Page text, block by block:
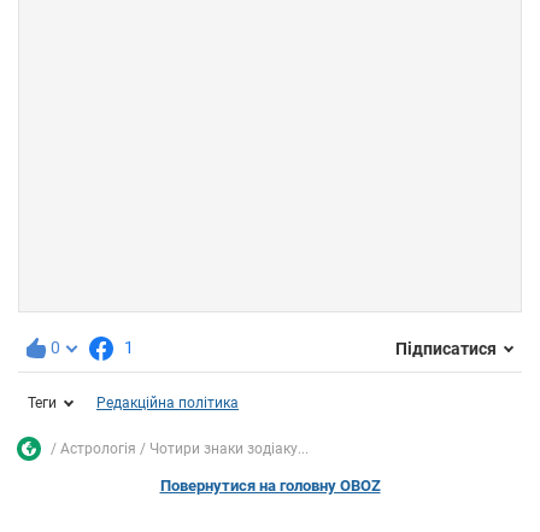
0 1 Підписатися
Теги Редакційна політика
Астрологія Чотири знаки зодіаку...
Повернутися на головну OBOZ